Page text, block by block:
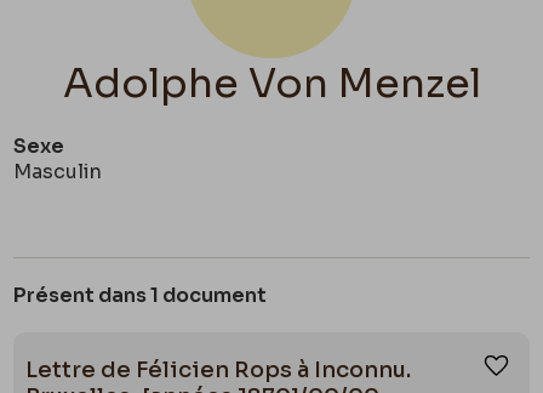
Adolphe Von Menzel
Sexe
Masculin
Présent dans 1 document
Lettre de Félicien Rops à Inconnu.